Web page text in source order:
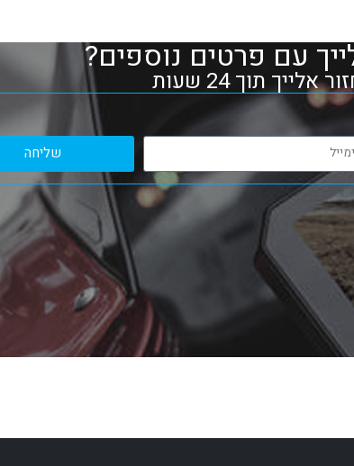
עם פרטים נוספים?
תוך 24 שעות
שליחה